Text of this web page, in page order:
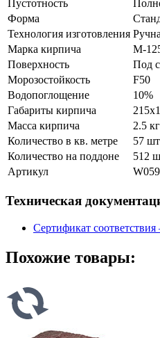
Пустотность
Форма
Технология изготовления
Марка кирпича
М-
Поверхность
Под
Морозостойкость
F50
Водопоглощение
10%
Габариты кирпича
Масса кирпича
2.5 кг
Количество в кв. метре
57 шт
Количество на поддоне
512
Артикул
W059
Техническая
Сертификат
Похожие товары: